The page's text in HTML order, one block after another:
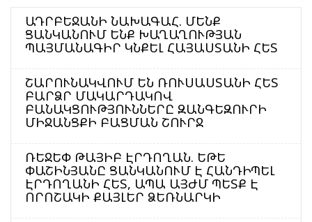
ԱԴՐԲԵՋԱՆԻ ՆԱԽԱԳԱՀ. ՄԵՆՔ
ՑԱՆԿԱՆՈՒՄ ԵՆՔ ԽԱՂԱՂՈՒԹՅԱՆ
ՊԱՅՄԱՆԱԳԻՐ ԿՆՔԵԼ ՀԱՅԱՍՏԱՆԻ ՀԵՏ
ՇԱՐՈՒՆԱԿՎՈՒՄ ԵՆ ՌՈՒՍԱՍՏԱՆԻ ՀԵՏ
ԲԱՐՁՐ ՄԱԿԱՐԴԱԿՈՎ
ԲԱՆԱԿՑՈՒԹՅՈՒՆՆԵՐԸ ԶԱՆԳԵԶՈՒՐԻ
ՄԻՋԱՆՑՔԻ ԲԱՑՄԱՆ ՇՈՒՐՋ
ՌԵՋԵՓ ԹԱՅԻԲ ԷՐԴՈՂԱՆ. ԵԹԵ
ՓԱՇԻՆՅԱՆԸ ՑԱՆԿԱՆՈՒՄ Է ՀԱՆԴԻՊԵԼ
ԷՐԴՈՂԱՆԻ ՀԵՏ, ԱՊԱ ԱՅԺՄ ՊԵՏՔ Է
ՈՐՈՇԱԿԻ ՔԱՅԼԵՐ ՁԵՌՆԱՐԿԻ